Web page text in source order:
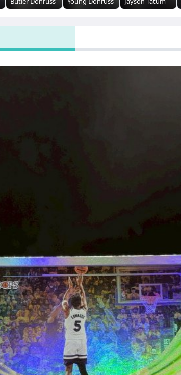
Crunch Time 特
Crunch Time 特
Donruss 戰術版
Time 特卡四張